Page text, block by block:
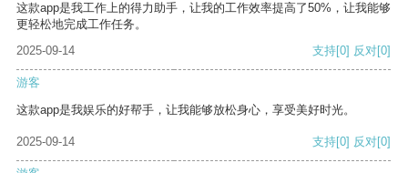
这款app是我工作上的得力助手，让我的工作效率提高了50%，让我能够
更轻松地完成工作任务。
2025-09-14
支持[0] 反对[0]
游客
这款app是我娱乐的好帮手，让我能够放松身心，享受美好时光。
2025-09-14 支持[0] 反对[0]